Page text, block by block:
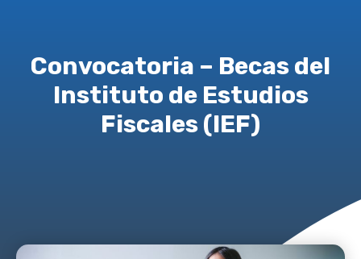
Convocatoria – Becas del
Instituto de Estudios
Fiscales (IEF)